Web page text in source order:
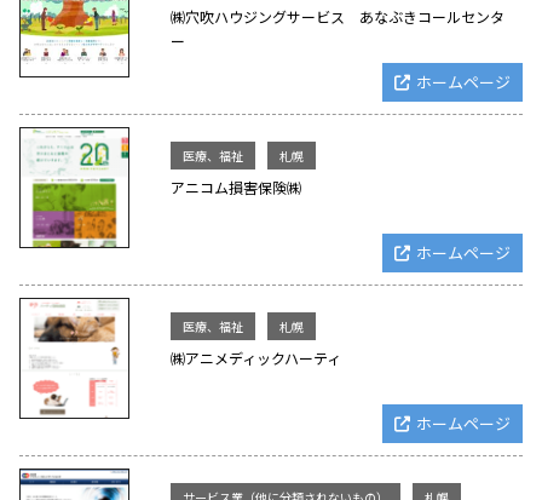
㈱穴吹ハウジングサービス あなぶきコールセンタ
ー
ホームページ
医療、福祉 札幌
アニコム損害保険㈱
ホームページ
医療、福祉 札幌
㈱アニメディックハーティ
ホームページ